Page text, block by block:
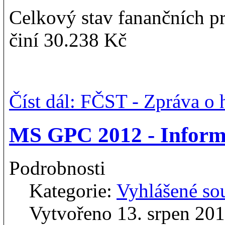
Celkový stav fanančních
činí 30.238 Kč
Číst dál: FČST - Zpráva o
MS GPC 2012 -
Podrobnosti
Kategorie: Vyhlášené
Vytvořeno 13. srpen